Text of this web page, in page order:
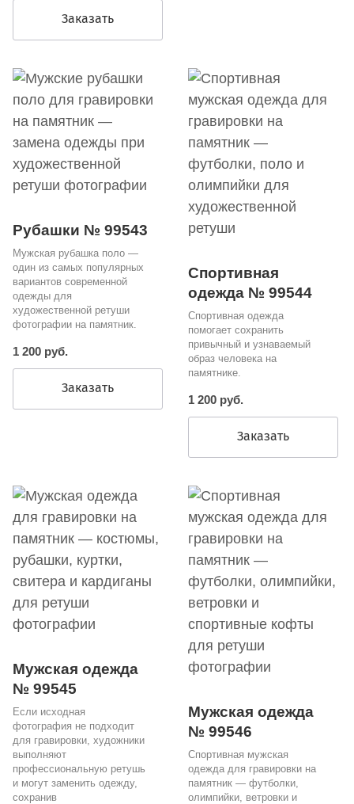
Заказать
Рубашки № 99543
Мужская рубашка поло —
один из самых популярных
вариантов современной
одежды для
художественной ретуши
фотографии на памятник.
1 200 руб.
Заказать
Спортивная
одежда № 99544
Спортивная одежда
помогает сохранить
привычный и узнаваемый
образ человека на
памятнике.
1 200 руб.
Заказать
Мужская одежда
№ 99545
Если исходная
фотография не подходит
для гравировки, художники
выполняют
профессиональную ретушь
и могут заменить одежду,
сохранив
Мужская одежда
№ 99546
Спортивная мужская
одежда для гравировки на
памятник — футболки,
олимпийки, ветровки и